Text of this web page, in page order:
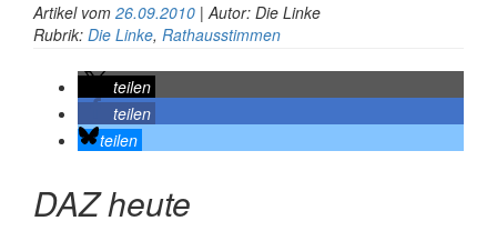
Artikel vom 26.09.2010 | Autor: Die Linke
Rubrik: Die Linke, Rathausstimmen
teilen
teilen
teilen
DAZ heute